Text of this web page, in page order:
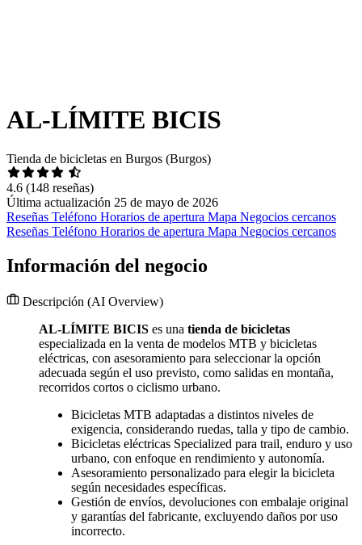
AL-LÍMITE BICIS
Tienda de bicicletas en Burgos (Burgos)
4.6 (148 reseñas)
Última actualización 25 de mayo de 2026
Reseñas Teléfono Horarios de apertura Mapa Negocios cercanos
Reseñas Teléfono Horarios de apertura Mapa Negocios cercanos
Información del negocio
Descripción (AI Overview)
AL-LÍMITE BICIS es una tienda de bicicletas
especializada en la venta de modelos MTB y bicicletas
eléctricas, con asesoramiento para seleccionar la opción
adecuada según el uso previsto, como salidas en montaña,
recorridos cortos o ciclismo urbano.
Bicicletas MTB adaptadas a distintos niveles de
exigencia, considerando ruedas, talla y tipo de cambio.
Bicicletas eléctricas Specialized para trail, enduro y uso
urbano, con enfoque en rendimiento y autonomía.
Asesoramiento personalizado para elegir la bicicleta
según necesidades específicas.
Gestión de envíos, devoluciones con embalaje original
y garantías del fabricante, excluyendo daños por uso
incorrecto.